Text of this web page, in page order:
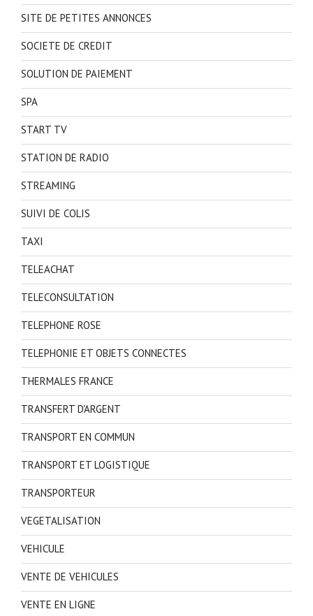
SITE DE PETITES ANNONCES
SOCIETE DE CREDIT
SOLUTION DE PAIEMENT
SPA
START TV
STATION DE RADIO
STREAMING
SUIVI DE COLIS
TAXI
TELEACHAT
TELECONSULTATION
TELEPHONE ROSE
TELEPHONIE ET OBJETS CONNECTES
THERMALES FRANCE
TRANSFERT D'ARGENT
TRANSPORT EN COMMUN
TRANSPORT ET LOGISTIQUE
TRANSPORTEUR
VEGETALISATION
VEHICULE
VENTE DE VEHICULES
VENTE EN LIGNE